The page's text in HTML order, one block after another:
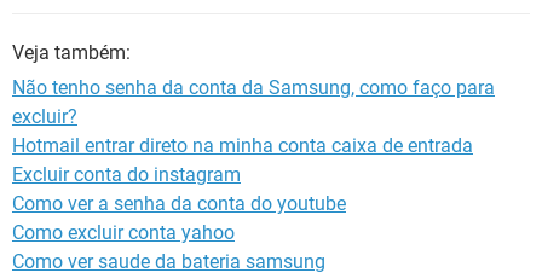
Veja também:
Não tenho senha da conta da Samsung, como faço para
excluir?
Hotmail entrar direto na minha conta caixa de entrada
Excluir conta do instagram
Como ver a senha da conta do youtube
Como excluir conta yahoo
Como ver saude da bateria samsung